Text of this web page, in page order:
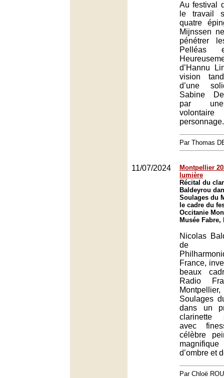
Au festival
le travail
quatre
Mijnssen
pénétrer
Pelléas
d’Hannu
vision
d’une
Sabine
par une
personnage.
Par Thomas
11/07/2024
Montpellier
lumière
Récital du
Baldeyrou
Soulages du
le cadre du
Occitanie
Musée
Nicolas
de
France,
beaux
Radio
Soulages
dans un
clarinette
avec
célèbre
d’ombre et
Par Chloë